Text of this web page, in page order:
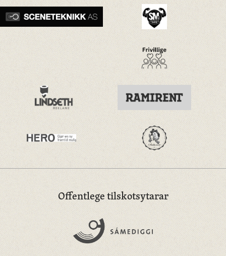
Offentlege tilskotsytarar